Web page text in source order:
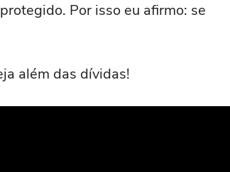
Por isso eu afirmo: se
além das dívidas!